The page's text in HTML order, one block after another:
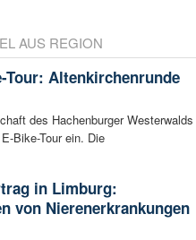
AUS REGION
Tour: Altenkirchenrunde
des Hachenburger Westerwalds
Bike-Tour ein. Die
in Limburg:
von Nierenerkrankungen